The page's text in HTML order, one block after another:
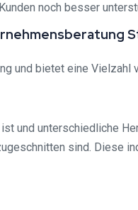
noch besser
und bietet eine Vielzahl
und unterschiedliche
sind. Diese